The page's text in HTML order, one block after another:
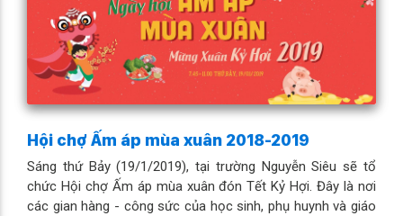
Hội chợ Ấm áp mùa xuân 2018-2019
Sáng thứ Bảy (19/1/2019), tại trường Nguyễn Siêu sẽ tổ
chức Hội chợ Ấm áp mùa xuân đón Tết Kỷ Hợi. Đây là nơi
các gian hàng - công sức của học sinh, phụ huynh và giáo